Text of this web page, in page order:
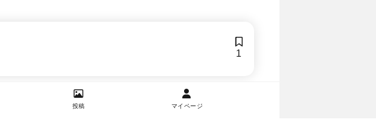
1
投稿 マイページ